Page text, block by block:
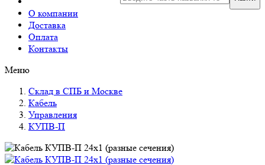
О компании
Доставка
Оплата
Контакты
Меню
Склад в СПБ и Москве
Кабель
Управления
КУПВ-П